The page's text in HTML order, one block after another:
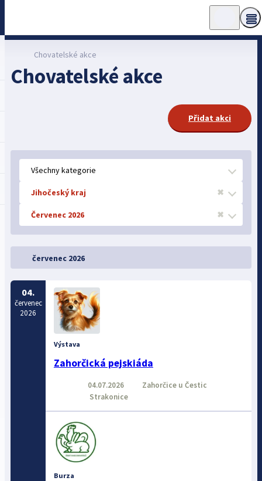
Chovatelské akce
Chovatelské akce
Přidat akci
Všechny kategorie
Jihočeský kraj ✖
Červenec 2026 ✖
červenec 2026
04.
červenec
2026
Výstava
Zahorčická pejskiáda
04.07.2026
Zahorčice u Čestic
Strakonice
Burza